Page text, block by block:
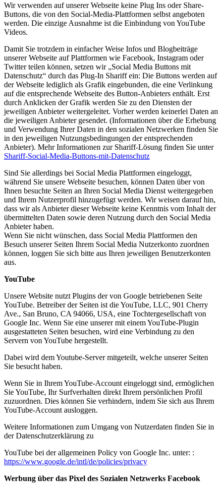
Wir verwenden auf unserer Webseite keine Plug Ins oder Share-
Buttons, die von den Social-Media-Plattformen selbst angeboten
werden. Die einzige Ausnahme ist die Einbindung von YouTube
Videos.
Damit Sie trotzdem in einfacher Weise Infos und Blogbeiträge
unserer Webseite auf Plattformen wie Facebook, Instagram oder
Twitter teilen können, setzen wir „Social Media Buttons mit
Datenschutz“ durch das Plug-In Shariff ein: Die Buttons werden auf
der Webseite lediglich als Grafik eingebunden, die eine Verlinkung
auf die entsprechende Webseite des Button-Anbieters enthält. Erst
durch Anklicken der Grafik werden Sie zu den Diensten der
jeweiligen Anbieter weitergeleitet. Vorher werden keinerlei Daten an
die jeweiligen Anbieter gesendet. (Informationen über die Erhebung
und Verwendung Ihrer Daten in den sozialen Netzwerken finden Sie
in den jeweiligen Nutzungsbedingungen der entsprechenden
Anbieter). Mehr Informationen zur Shariff-Lösung finden Sie unter
Shariff-Social-Media-Buttons-mit-Datenschutz
Sind Sie allerdings bei Social Media Plattformen eingeloggt,
während Sie unsere Webseite besuchen, können Daten über von
Ihnen besuchte Seiten an Ihren Social Media Dienst weitergegeben
und Ihrem Nutzerprofil hinzugefügt werden. Wir weisen darauf hin,
dass wir als Anbieter dieser Webseite keine Kenntnis vom Inhalt der
übermittelten Daten sowie deren Nutzung durch den Social Media
Anbieter haben.
Wenn Sie nicht wünschen, dass Social Media Plattformen den
Besuch unserer Seiten Ihrem Social Media Nutzerkonto zuordnen
können, loggen Sie sich bitte aus Ihren jeweiligen Benutzerkonten
aus.
YouTube
Unsere Website nutzt Plugins der von Google betriebenen Seite
YouTube. Betreiber der Seiten ist die YouTube, LLC, 901 Cherry
Ave., San Bruno, CA 94066, USA, eine Tochtergesellschaft von
Google Inc. Wenn Sie eine unserer mit einem YouTube-Plugin
ausgestatteten Seiten besuchen, wird eine Verbindung zu den
Servern von YouTube hergestellt.
Dabei wird dem Youtube-Server mitgeteilt, welche unserer Seiten
Sie besucht haben.
Wenn Sie in Ihrem YouTube-Account eingeloggt sind, ermöglichen
Sie YouTube, Ihr Surfverhalten direkt Ihrem persönlichen Profil
zuzuordnen. Dies können Sie verhindern, indem Sie sich aus Ihrem
YouTube-Account ausloggen.
Weitere Informationen zum Umgang von Nutzerdaten finden Sie in
der Datenschutzerklärung zu
YouTube bei der allgemeinen Policy von Google Inc. unter: :
https://www.google.de/intl/de/policies/privacy
Werbung über das Pixel des Sozialen Netzwerks Facebook